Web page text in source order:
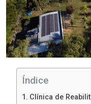
Índice
Clínica de